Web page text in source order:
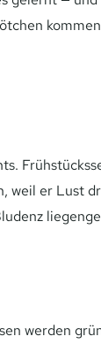
er Lust
werden